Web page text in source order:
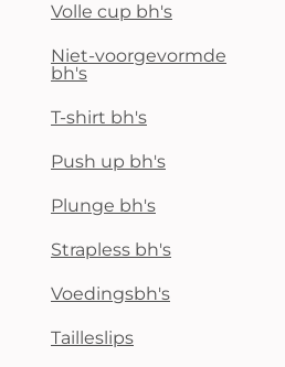
Volle cup bh's
Niet-voorgevormde
bh's
T-shirt bh's
Push up bh's
Plunge bh's
Strapless bh's
Voedingsbh's
Tailleslips